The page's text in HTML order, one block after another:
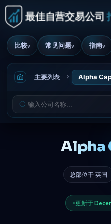
比较v 常见问题v 指南v
主要列表 Alpha
Alpha
总部位于 英国
更新于